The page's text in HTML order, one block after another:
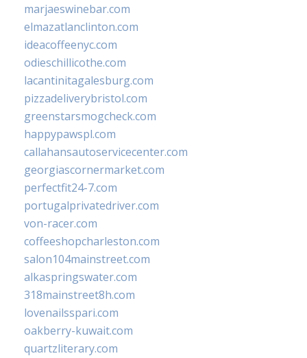
marjaeswinebar.com
elmazatlanclinton.com
ideacoffeenyc.com
odieschillicothe.com
lacantinitagalesburg.com
pizzadeliverybristol.com
greenstarsmogcheck.com
happypawspl.com
callahansautoservicecenter.com
georgiascornermarket.com
perfectfit24-7.com
portugalprivatedriver.com
von-racer.com
coffeeshopcharleston.com
salon104mainstreet.com
alkaspringswater.com
318mainstreet8h.com
lovenailsspari.com
oakberry-kuwait.com
quartzliterary.com